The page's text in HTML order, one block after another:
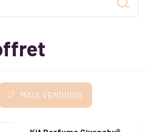
MAIS VENDIDOS